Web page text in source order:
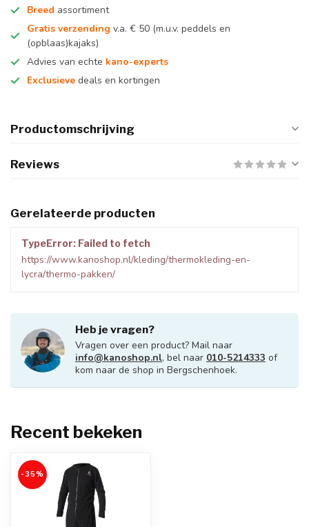
Breed assortiment
Gratis verzending v.a. € 50 (m.u.v. peddels en
(opblaas)kajaks)
Advies van echte kano-experts
Exclusieve deals en kortingen
Productomschrijving
Reviews
Gerelateerde producten
TypeError: Failed to fetch
https://www.kanoshop.nl/kleding/thermokleding-en-
lycra/thermo-pakken/
Heb je vragen?
Vragen over een product? Mail naar
info@kanoshop.nl, bel naar 010-5214333 of
kom naar de shop in Bergschenhoek.
Recent bekeken
-35%